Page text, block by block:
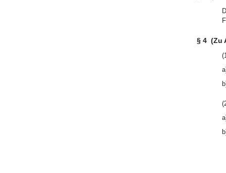
§ 4 (Zu